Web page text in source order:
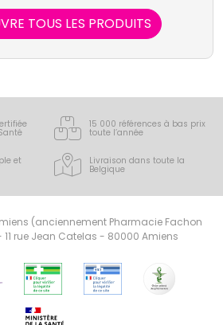
les capacités de régulation et de
de l'organisme.
TOUS LES PRODUITS
15 000 références à bas prix
toute l’année
et Livraison dans toute la
Belgique
(anciennement Pharmacie Fachon
11 rue Jean Catelas - 80000 Amiens